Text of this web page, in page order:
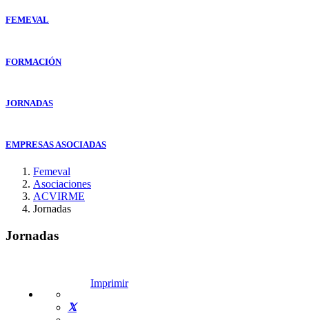
FEMEVAL
FORMACIÓN
JORNADAS
EMPRESAS ASOCIADAS
Femeval
Asociaciones
ACVIRME
Jornadas
Jornadas
Imprimir